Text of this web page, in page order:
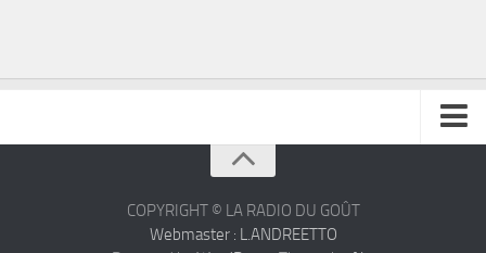
COPYRIGHT © LA RADIO DU GOÛT
Webmaster : L.ANDREETTO